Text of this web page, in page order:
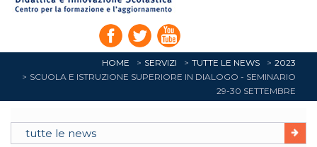
HOME SERVIZI TUTTE LE NEWS
2023
SCUOLA E ISTRUZIONE SUPERIORE IN DIALOGO - SEMINARIO
29-30 SETTEMBRE
tutte le news